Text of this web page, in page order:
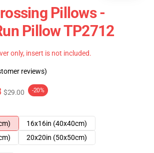
Pillows -
Pillow TP2712
only, insert is not included.
reviews)
$29.00 -20%
16x16in (40x40cm)
20x20in (50x50cm)